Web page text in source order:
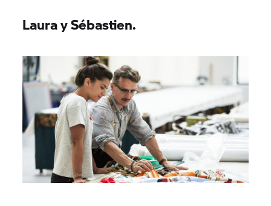
Laura y Sébastien.